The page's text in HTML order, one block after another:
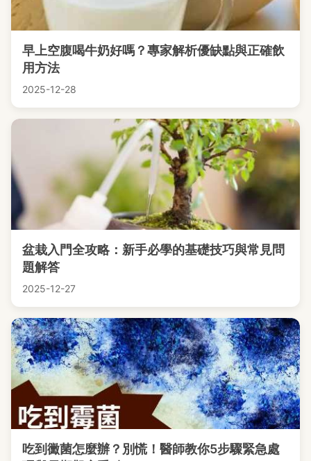
早上空腹喝牛奶好嗎？專家解析優缺點與正確飲
用方法
2025-12-28
盆栽入門全攻略：新手必學的基礎技巧與常見問
題解答
2025-12-27
吃到黴菌怎麼辦？別慌！醫師教你5步驟緊急處